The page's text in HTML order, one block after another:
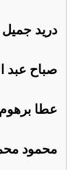
دريد
صباح عبد
عطا
محمود